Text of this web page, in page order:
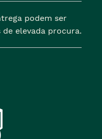
podem ser
elevada procura.